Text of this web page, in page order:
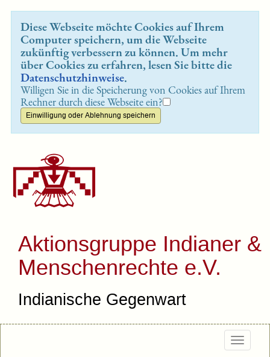
Diese Webseite möchte Cookies auf Ihrem
Computer speichern, um die Webseite
zukünftig verbessern zu können. Um mehr
über Cookies zu erfahren, lesen Sie bitte die
Datenschutzhinweise.
Willigen Sie in die Speicherung von Cookies auf Ihrem
Rechner durch diese Webseite ein?
Aktionsgruppe Indianer &
Menschenrechte e.V.
Indianische Gegenwart